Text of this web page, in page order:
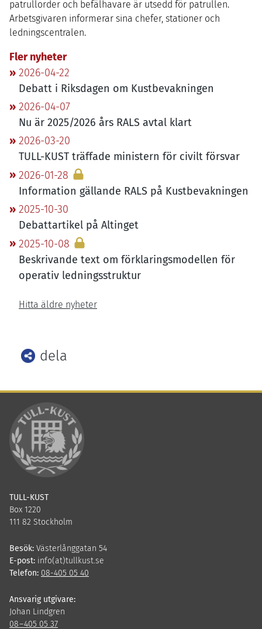
patrullorder och befälhavare är utsedd för patrullen.
Arbetsgivaren informerar sina chefer, stationer och
ledningscentralen.
Fler nyheter
2026-04-22
Debatt i Riksdagen om Kustbevakningen
2026-04-07
Nu är 2025/2026 års RALS avtal klart
2026-03-20
TULL-KUST träffade ministern för civilt försvar
2026-01-28
Information gällande RALS på Kustbevakningen
2025-10-30
Debattartikel på Altinget
2025-10-08
Beskrivande text om förklaringsmodellen för
operativ ledningsstruktur
Hitta äldre nyheter
dela
Facebook
LinkedIn
TULL-KUST
Box 1220
111 82 Stockholm
Besök: Västerlånggatan 54
E-post: info(at)tullkust.se
Telefon: 08-405 05 40
Ansvarig utgivare:
Johan Lindgren
08–405 05 37